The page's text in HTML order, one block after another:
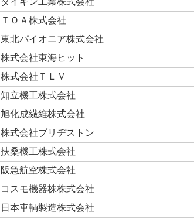
ＴＯＡ株式会社
東北パイオニア株式会社
株式会社東海ヒット
株式会社ＴＬＶ
知立機工株式会社
旭化成繊維株式会社
株式会社ブリヂストン
扶桑機工株式会社
阪急航空株式会社
コスモ機器株株式会社
日本車輌製造株式会社